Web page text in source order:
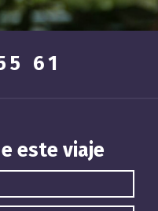
este viaje
61